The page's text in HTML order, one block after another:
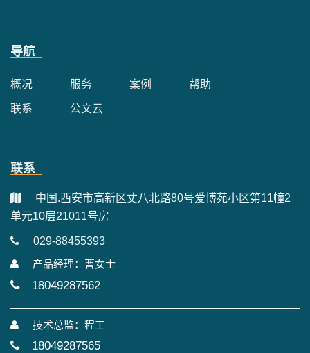
导航
概况 服务 案例 帮助
联系 公文云
联系
中国.西安市高新区丈八北路80号爱博苑小区第11幢2
单元10层21011号房
029-88455393
产品经理：曹女士
18049287562
技术总监：程工
18049287565